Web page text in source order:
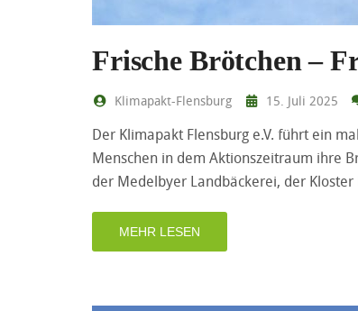
Frische Brötchen –
Klimapakt-Flensburg 15. Juli 2025
Der Klimapakt Flensburg e.V. führt ein
Menschen in dem Aktionszeitraum ihre
der Medelbyer Landbäckerei, der
MEHR LESEN